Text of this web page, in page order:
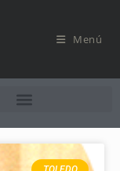
Menú